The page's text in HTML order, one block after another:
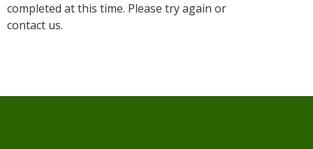
completed at this time. Please try again or
contact us.